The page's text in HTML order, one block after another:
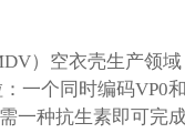
）空衣壳生产领
一个同时编码VP0
种抗生素即可完成